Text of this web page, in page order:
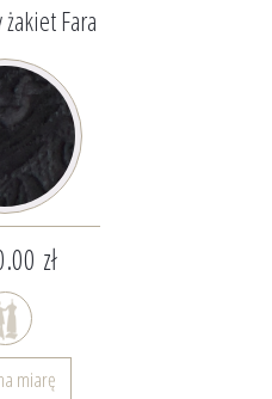
Fara
zł
miarę